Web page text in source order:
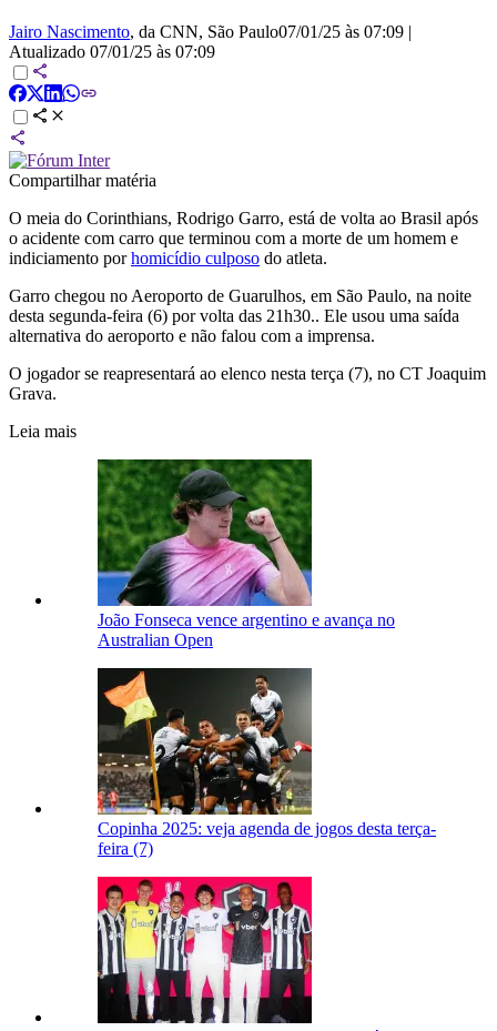
Jairo Nascimento, da CNN, São Paulo07/01/25 às 07:09 |
Atualizado 07/01/25 às 07:09
Compartilhar matéria
O meia do Corinthians, Rodrigo Garro, está de volta ao Brasil após
o acidente com carro que terminou com a morte de um homem e
indiciamento porhomicídio culposo do atleta.
Garro chegou no Aeroporto de Guarulhos, em São Paulo, na noite
desta segunda-feira (6) por volta das 21h30.. Ele usou uma saída
alternativa do aeroporto e não falou com a imprensa.
O jogador se reapresentará ao elenco nesta terça (7), no CT Joaquim
Grava.
Leia mais
João Fonseca vence argentino e avança no
Australian Open
Copinha 2025: veja agenda de jogos desta terça-
feira (7)